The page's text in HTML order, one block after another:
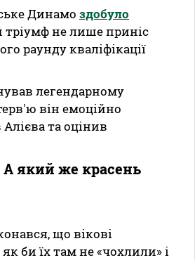
Динамо здобуло
тріумф не лише приніс
раунду кваліфікації
легендарному
він емоційно
та оцінив
А який же красень
що вікові
би їх там не «чохлили» і